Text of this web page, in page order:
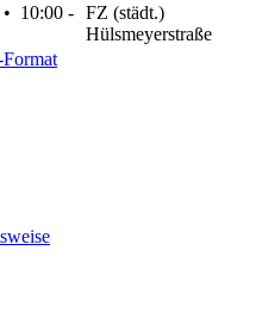
10:00 - FZ (städt.)
Hülsmeyerstraße